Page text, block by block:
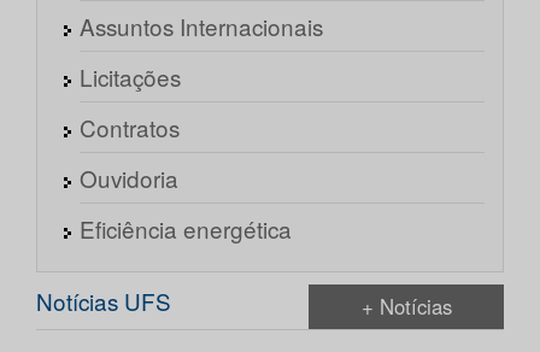
Assuntos Internacionais
Licitações
Contratos
Ouvidoria
Eficiência energética
Notícias UFS + Notícias